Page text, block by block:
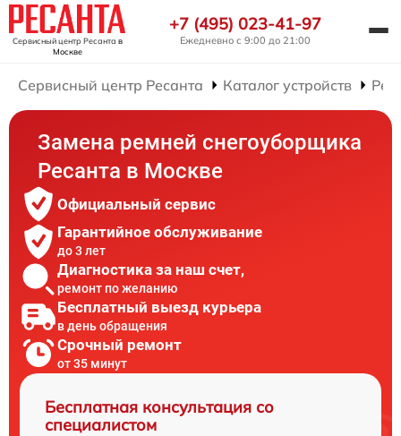
Сервисный центр Ресанта в
Москве
+7 (495) 023-41-97
Ежедневно с 9:00 до 21:00
Сервисный центр Ресанта Каталог устройств
Замена ремней снегоуборщика
Ресанта в Москве
Официальный сервис
Гарантийное обслуживание
до 3 лет
Диагностика за наш счет,
ремонт по желанию
Бесплатный выезд курьера
в день обращения
Срочный ремонт
от 35 минут
Бесплатная консультация со
специалистом